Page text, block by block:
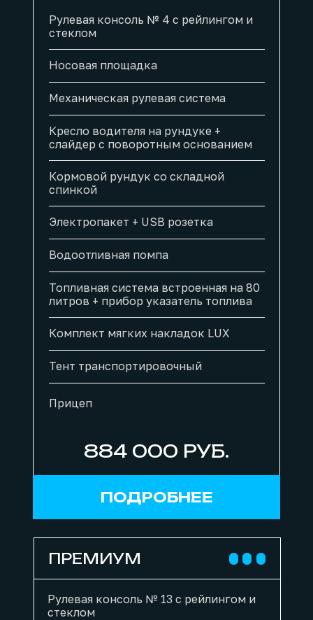
ПОДРОБНЕЕ
Тент транспортировочный
Рулевая консоль № 4 с рейлингом и
стеклом
Носовая площадка
Механическая рулевая система
Кресло водителя на рундуке +
слайдер с поворотным основанием
Комплект мягких накладок LUX
Топливная система встроенная на 80
литров + прибор указатель топлива
Водоотливная помпа
Электропакет + USB розетка
Кормовой рундук со складной
спинкой
884 000 РУБ.
ПРЕМИУМ
Рулевая консоль № 13 с рейлингом и
стеклом
Прицеп